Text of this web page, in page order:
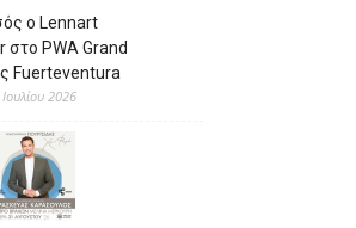
ο Lennart
στο PWA Grand
Fuerteventura
2026